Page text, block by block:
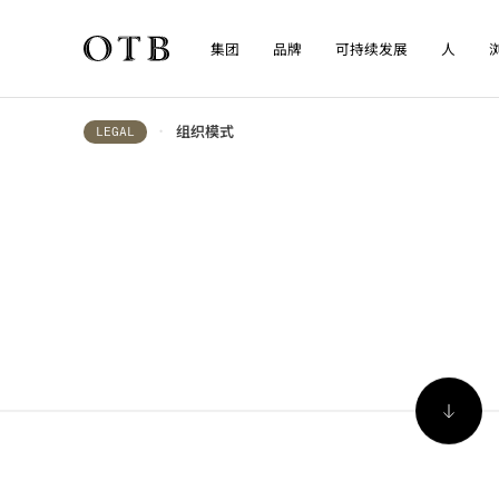
Skip to main content
集团 品牌 可持续发展 人
LEGAL • 组织模式